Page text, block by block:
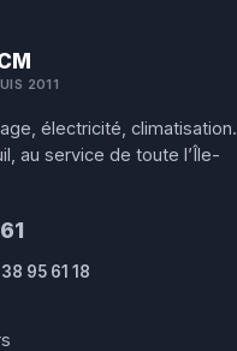
2011
électricité, climatisation.
au service de toute l’Île-
95 61 18